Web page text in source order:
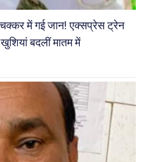
में गई जान! एक्सप्रेस ट्रेन
बदलीं मातम में